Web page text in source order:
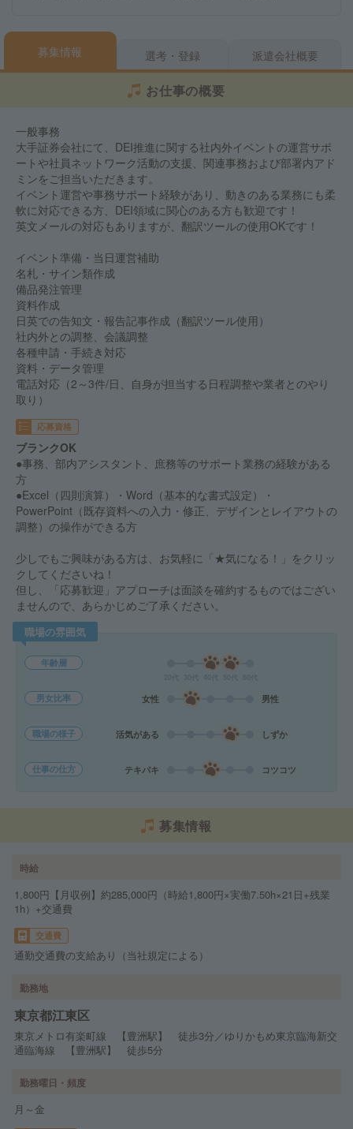
募集情報 選考・登録 派遣会社概要
お仕事の概要
一般事務
大手証券会社にて、DEI推進に関する社内外イベントの運営サポ
ートや社員ネットワーク活動の支援、関連事務および部署内アド
ミンをご担当いただきます。
イベント運営や事務サポート経験があり、動きのある業務にも柔
軟に対応できる方、DEI領域に関心のある方も歓迎です！
英文メールの対応もありますが、翻訳ツールの使用OKです！
イベント準備・当日運営補助
名札・サイン類作成
備品発注管理
資料作成
日英での告知文・報告記事作成（翻訳ツール使用）
社内外との調整、会議調整
各種申請・手続き対応
資料・データ管理
電話対応（2～3件/日、自身が担当する日程調整や業者とのやり
取り）
応募資格
ブランクOK
●事務、部内アシスタント、庶務等のサポート業務の経験がある
方
●Excel（四則演算）・Word（基本的な書式設定）・
PowerPoint（既存資料への入力・修正、デザインとレイアウトの
調整）の操作ができる方
少しでもご興味がある方は、お気軽に「★気になる！」をクリッ
クしてくださいね！
但し、「応募歓迎」アプローチは面談を確約するものではござい
ませんので、あらかじめご了承ください。
職場の雰囲気
年齢層
男女比率 女性 男性
職場の様子 活気がある しずか
仕事の仕方 テキパキ コツコツ
募集情報
時給
1,800円【月収例】約285,000円（時給1,800円×実働7.50h×21日+残業
1h）+交通費
交通費
通勤交通費の支給あり（当社規定による）
勤務地
東京都江東区
東京メトロ有楽町線 【豊洲駅】 徒歩3分／ゆりかもめ東京臨海新交
通臨海線 【豊洲駅】 徒歩5分
勤務曜日・頻度
月～金